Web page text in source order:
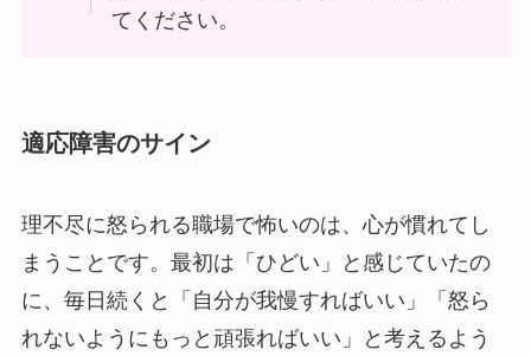
てください。
適応障害のサイン
理不尽に怒られる職場で怖いのは、心が慣れてし
まうことです。最初は「ひどい」と感じていたの
に、毎日続くと「自分が我慢すればいい」「怒ら
れないようにもっと頑張ればいい」と考えるよう